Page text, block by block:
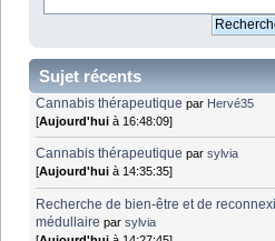
Sujet récents
Cannabis thérapeutique par Hervé35
[Aujourd'hui à 16:48:09]
Cannabis thérapeutique parsylvia
[Aujourd'hui à 14:35:35]
Recherche de bien-être et de
médullaire parsylvia